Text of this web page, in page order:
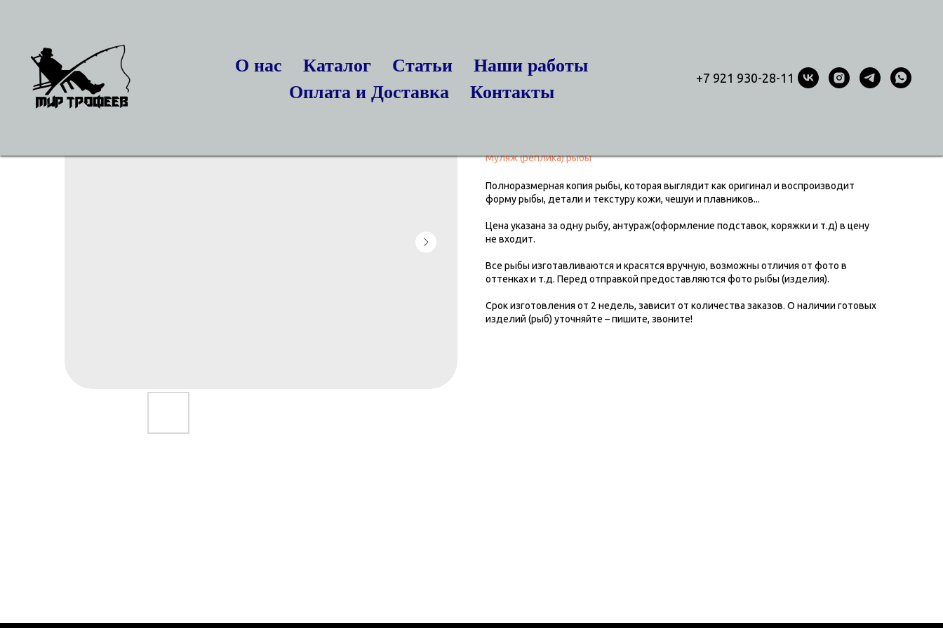
О нас Каталог Статьи
Наши работы
Оплата и Доставка
Контакты
+7 921 930-28-11
Муляж (реплика) рыбы
Полноразмерная копия рыбы, которая выглядит как оригинал и воспроизводит
форму рыбы, детали и текстуру кожи, чешуи и плавников...
Цена указана за одну рыбу, антураж(оформление подставок, коряжки и т.д) в цену
не входит.
Все рыбы изготавливаются и красятся вручную, возможны отличия от фото в
оттенках и т.д. Перед отправкой предоставляются фото рыбы (изделия).
Срок изготовления от 2 недель, зависит от количества заказов. О наличии готовых
изделий (рыб) уточняйте – пишите, звоните!